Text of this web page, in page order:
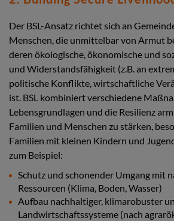
Der BSL-Ansatz richtet sich an
Menschen, die unmittelbar von Armut
deren ökologische, ökonomische und
und Widerstandsfähigkeit (z.B. an
politische Konflikte, wirtschaftliche
ist. BSL kombiniert verschiedene
Lebensgrundlagen und die Resilienz
Familien und Menschen zu stärken,
Familien mit kleinen Kindern und
zum Beispiel:
Schutz und schonender Umgang mit
Ressourcen (Klima, Boden, Wasser)
Aufbau nachhaltiger, klimarobuster
Landwirtschaftssysteme (nach